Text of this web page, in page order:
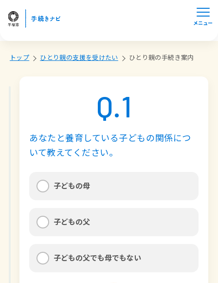
メニュー
トップ ひとり親の支援を受けたい ひとり親の手続き案内
Q.1
あなたと養育している子どもの関係につ
いて教えてください。
子どもの母
子どもの父
子どもの父でも母でもない